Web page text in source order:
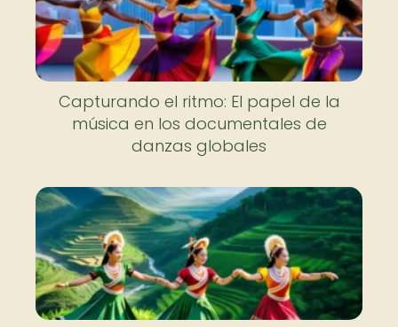
Capturando el ritmo: El papel de la
música en los documentales de
danzas globales